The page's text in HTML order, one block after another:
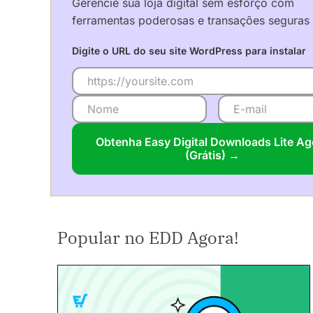
ferramentas poderosas e transações seguras
Digite o URL do seu site WordPress para instalar
Obtenha Easy Digital Downloads Lite
(Grátis) →
Popular no EDD Agora!